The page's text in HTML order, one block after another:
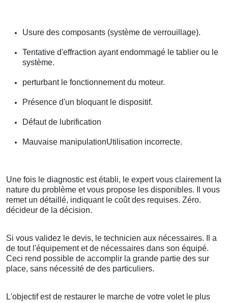
Usure des composants (système de verrouillage).
Tentative d'effraction ayant endommagé le tablier ou le
système.
perturbant le fonctionnement du moteur.
Présence d'un bloquant le dispositif.
Défaut de lubrification
Mauvaise manipulationUtilisation incorrecte.
Une fois le diagnostic est établi, le expert vous clairement la
nature du problème et vous propose les disponibles. Il vous
remet un détaillé, indiquant le coût des requises. Zéro.
décideur de la décision.
Si vous validez le devis, le technicien aux nécessaires. Il a
de tout l'équipement et de nécessaires dans son équipé.
Ceci rend possible de accomplir la grande partie des sur
place, sans nécessité de des particuliers.
L'objectif est de restaurer le marche de votre volet le plus